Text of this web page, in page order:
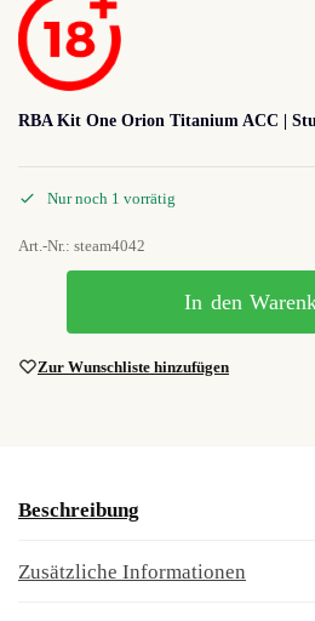
RBA Kit One Orion Titanium ACC |
Nur noch 1 vorrätig
Art.-Nr.: steam4042
In den
Zur Wunschliste hinzufügen
Beschreibung
Zusätzliche Informationen